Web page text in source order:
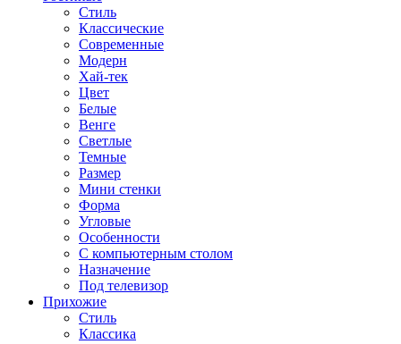
Стиль
Классические
Современные
Модерн
Хай-тек
Цвет
Белые
Венге
Светлые
Темные
Размер
Мини стенки
Форма
Угловые
Особенности
С компьютерным столом
Назначение
Под телевизор
Прихожие
Стиль
Классика